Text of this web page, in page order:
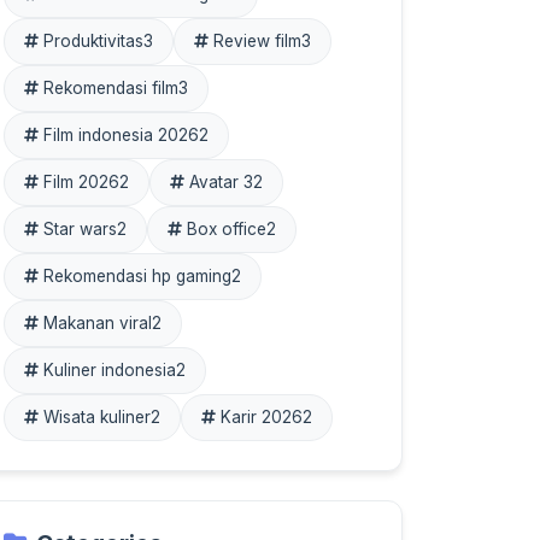
Produktivitas3 Review film3
Rekomendasi film3
Film indonesia 20262
Film 20262 Avatar 32
Star wars2 Box office2
Rekomendasi hp gaming2
Makanan viral 2
Kuliner indonesia2
Wisata kuliner2 Karir 20262